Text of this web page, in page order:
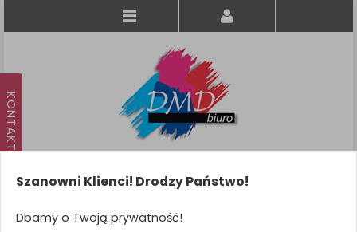
Szanowni Klienci! Drodzy Państwo!
Dbamy o Twoją prywatność!